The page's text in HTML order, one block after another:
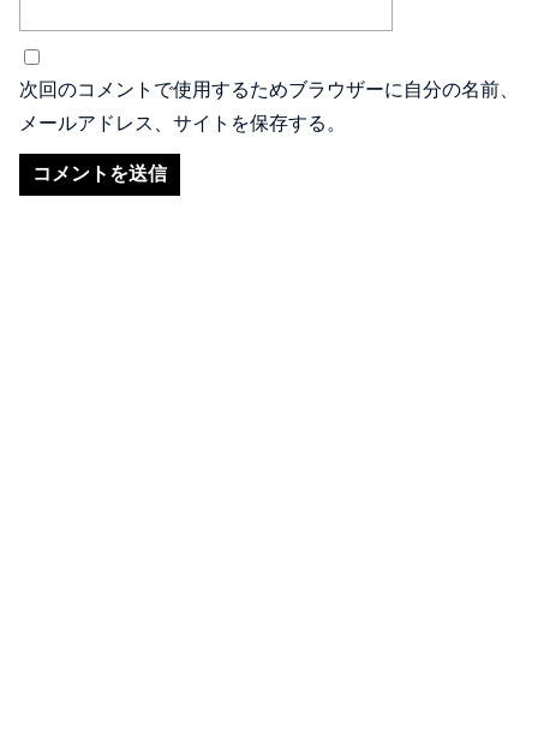
次回のコメントで使用するためブラウザーに自分の名前、
メールアドレス、サイトを保存する。